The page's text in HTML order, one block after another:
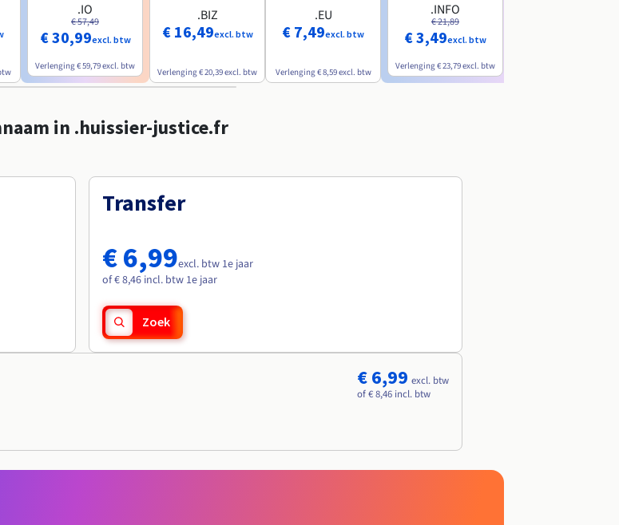
.IO
€ 57,49
€ 30,99excl. btw
Verlenging € 59,79excl. btw
.BIZ
€ 16,49excl. btw
Verlenging € 20,39excl. btw
.EU
€ 7,49excl. btw
Verlenging € 8,59excl. btw
.INFO
€ 21,89
€ 3,49excl. btw
Verlenging € 23,79excl. btw
in .huissier-justice.fr
Transfer
€ 6,99excl. btw 1e jaar
of € 8,46 incl. btw 1e jaar
Zoek
€ 6,99 excl. btw
of € 8,46 incl. btw